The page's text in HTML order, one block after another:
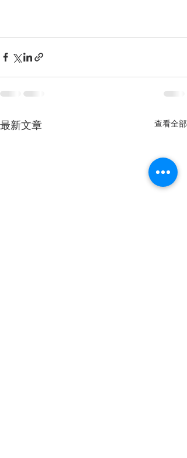
最新文章 查看全部